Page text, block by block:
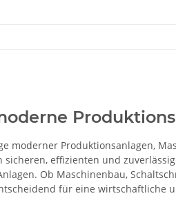
moderner Produktionsanlagen,
effizienten und
Ob Maschinenbau,
für eine wirtschaftliche